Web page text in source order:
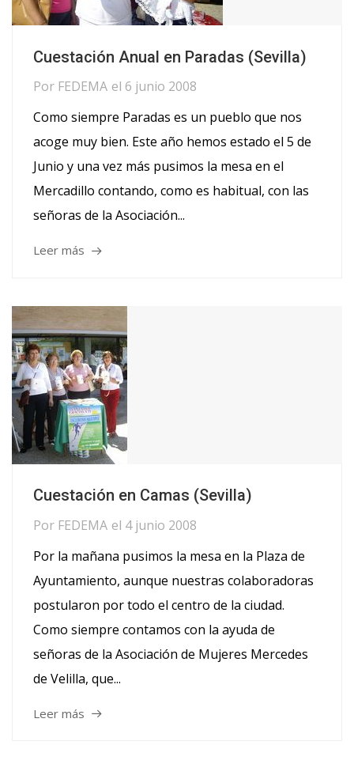
Cuestación Anual en Paradas (Sevilla)
Por FEDEMA el 6 junio 2008
Como siempre Paradas es un pueblo que nos
acoge muy bien. Este año hemos estado el 5 de
Junio y una vez más pusimos la mesa en el
Mercadillo contando, como es habitual, con las
señoras de la Asociación...
Leer más
Cuestación en Camas (Sevilla)
Por FEDEMA el 4 junio 2008
Por la mañana pusimos la mesa en la Plaza de
Ayuntamiento, aunque nuestras colaboradoras
postularon por todo el centro de la ciudad.
Como siempre contamos con la ayuda de
señoras de la Asociación de Mujeres Mercedes
de Velilla, que...
Leer más